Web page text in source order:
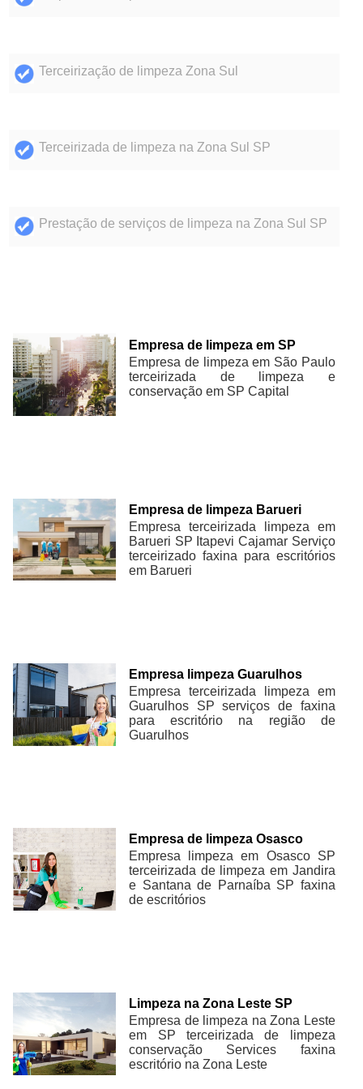
Terceirização de limpeza Zona Sul
Terceirizada de limpeza na Zona Sul SP
Prestação de serviços de limpeza na Zona Sul SP
Empresa de limpeza em SP
Empresa de limpeza em São Paulo
terceirizada de limpeza e
conservação em SP Capital
Empresa de limpeza Barueri
Empresa terceirizada limpeza em
Barueri SP Itapevi Cajamar Serviço
terceirizado faxina para escritórios
em Barueri
Empresa limpeza Guarulhos
Empresa terceirizada limpeza em
Guarulhos SP serviços de faxina
para escritório na região de
Guarulhos
Empresa de limpeza Osasco
Empresa limpeza em Osasco SP
terceirizada de limpeza em Jandira
e Santana de Parnaíba SP faxina
de escritórios
Limpeza na Zona Leste SP
Empresa de limpeza na Zona Leste
em SP terceirizada de limpeza
conservação Services faxina
escritório na Zona Leste